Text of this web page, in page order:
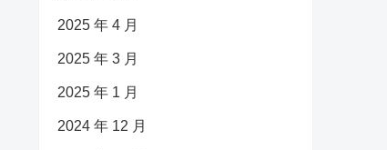
2025 年 4 月
2025 年 3 月
2025 年 1 月
2024 年 12 月